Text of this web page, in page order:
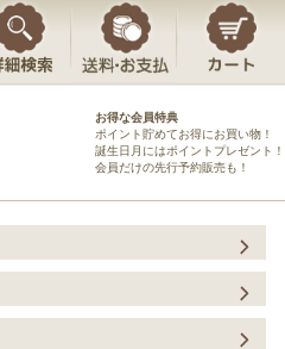
お得な会員特典
ポイント貯めてお得にお買い物！
誕生日月にはポイントプレゼント！
会員だけの先行予約販売も！